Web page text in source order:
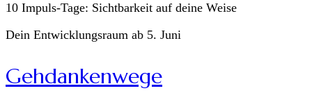
10 Impuls-Tage: Sichtbarkeit auf deine Weise
Dein Entwicklungsraum ab 5. Juni
Gehdankenwege